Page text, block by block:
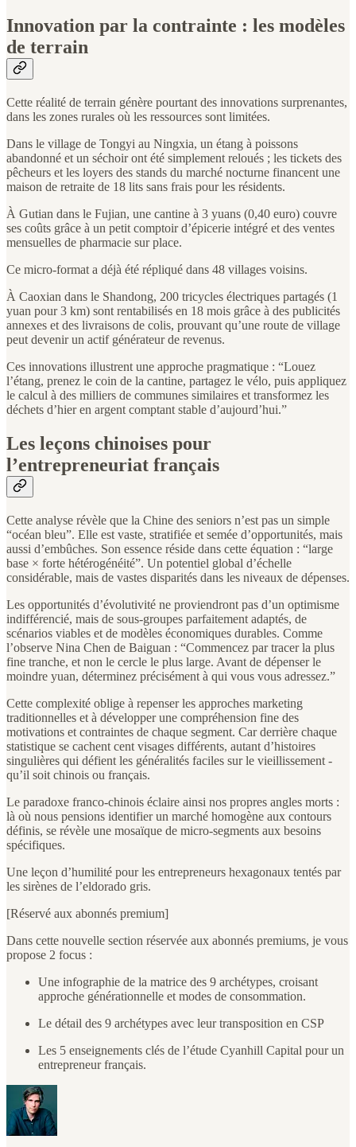
Innovation par la contrainte : les modèles
de terrain
Cette réalité de terrain génère pourtant des innovations surprenantes,
dans les zones rurales où les ressources sont limitées.
Dans le village de Tongyi au Ningxia, un étang à poissons
abandonné et un séchoir ont été simplement reloués ; les tickets des
pêcheurs et les loyers des stands du marché nocturne financent une
maison de retraite de 18 lits sans frais pour les résidents.
À Gutian dans le Fujian, une cantine à 3 yuans (0,40 euro) couvre
ses coûts grâce à un petit comptoir d’épicerie intégré et des ventes
mensuelles de pharmacie sur place.
Ce micro-format a déjà été répliqué dans 48 villages voisins.
À Caoxian dans le Shandong, 200 tricycles électriques partagés (1
yuan pour 3 km) sont rentabilisés en 18 mois grâce à des publicités
annexes et des livraisons de colis, prouvant qu’une route de village
peut devenir un actif générateur de revenus.
Ces innovations illustrent une approche pragmatique : “Louez
l’étang, prenez le coin de la cantine, partagez le vélo, puis appliquez
le calcul à des milliers de communes similaires et transformez les
déchets d’hier en argent comptant stable d’aujourd’hui.”
Les leçons chinoises pour
l’entrepreneuriat français
Cette analyse révèle que la Chine des seniors n’est pas un simple
“océan bleu”. Elle est vaste, stratifiée et semée d’opportunités, mais
aussi d’embûches. Son essence réside dans cette équation : “large
base × forte hétérogénéité”. Un potentiel global d’échelle
considérable, mais de vastes disparités dans les niveaux de dépenses.
Les opportunités d’évolutivité ne proviendront pas d’un optimisme
indifférencié, mais de sous-groupes parfaitement adaptés, de
scénarios viables et de modèles économiques durables. Comme
l’observe Nina Chen de Baiguan : “Commencez par tracer la plus
fine tranche, et non le cercle le plus large. Avant de dépenser le
moindre yuan, déterminez précisément à qui vous vous adressez.”
Cette complexité oblige à repenser les approches marketing
traditionnelles et à développer une compréhension fine des
motivations et contraintes de chaque segment. Car derrière chaque
statistique se cachent cent visages différents, autant d’histoires
singulières qui défient les généralités faciles sur le vieillissement -
qu’il soit chinois ou français.
Le paradoxe franco-chinois éclaire ainsi nos propres angles morts :
là où nous pensions identifier un marché homogène aux contours
définis, se révèle une mosaïque de micro-segments aux besoins
spécifiques.
Une leçon d’humilité pour les entrepreneurs hexagonaux tentés par
les sirènes de l’eldorado gris.
[Réservé aux abonnés premium]
Dans cette nouvelle section réservée aux abonnés premiums, je vous
propose 2 focus :
Une infographie de la matrice des 9 archétypes, croisant
approche générationnelle et modes de consommation.
Le détail des 9 archétypes avec leur transposition en CSP
Les 5 enseignements clés de l’étude Cyanhill Capital pour un
entrepreneur français.